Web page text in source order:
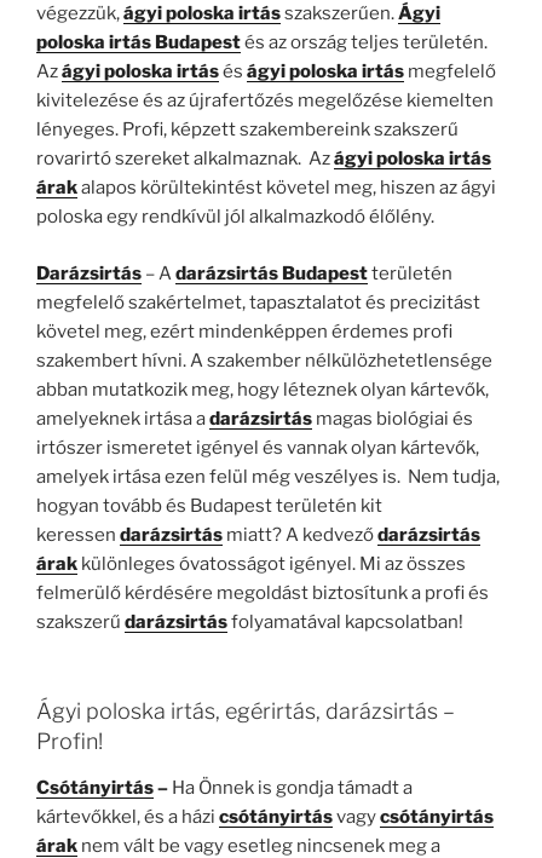
végezzük,ágyi poloska irtásszakszerűen.Ágyi
poloska irtás Budapestés az ország teljes területén.
Azágyi poloska irtásés ágyi poloska irtás megfelelő
kivitelezése és az újrafertőzés megelőzése kiemelten
lényeges. Profi, képzett szakembereink szakszerű
rovarirtó szereket alkalmaznak. Azágyi poloska irtás
árakalapos körültekintést követel meg, hiszen az ágyi
poloska egy rendkívül jól alkalmazkodó élőlény.
Darázsirtás – Adarázsirtás Budapestterületén
megfelelő szakértelmet, tapasztalatot és precizitást
követel meg, ezért mindenképpen érdemes profi
szakembert hívni. A szakember nélkülözhetetlensége
abban mutatkozik meg, hogy léteznek olyan kártevők,
amelyeknek irtása adarázsirtás magas biológiai és
irtószer ismeretet igényel és vannak olyan kártevők,
amelyek irtása ezen felül még veszélyes is. Nem tudja,
hogyan tovább és Budapest területén kit
keressen darázsirtás miatt? A kedveződarázsirtás
árak különleges óvatosságot igényel. Mi az összes
felmerülő kérdésére megoldást biztosítunk a profi és
szakszerű darázsirtásfolyamatával kapcsolatban!
Ágyi poloska irtás, egérirtás, darázsirtás –
Profin!
Csótányirtás– Ha Önnek is gondja támadt a
kártevőkkel, és a házi csótányirtásvagycsótányirtás
árak nem vált be vagy esetleg nincsenek meg a